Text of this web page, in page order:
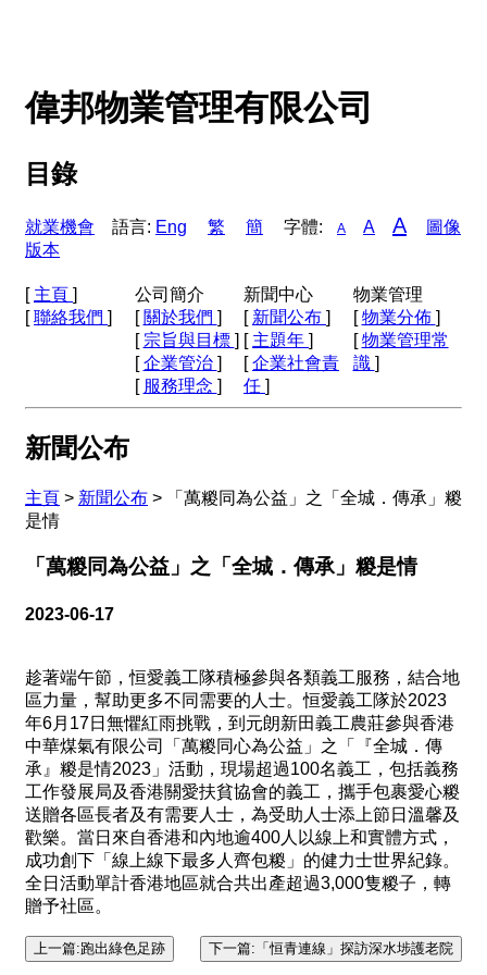
偉邦物業管理有限公司
目錄
就業機會 語言: Eng 繁 簡 字體: A A A
圖像
版本
[ 主頁 ]
[聯絡我們 ]
公司簡介
[ 關於我們 ]
[ 宗旨與目標 ]
[企業管治 ]
[ 服務理念 ]
新聞中心
[ 新聞公布 ]
[ 主題年 ]
[企業社會責
任 ]
物業管理
[物業分佈 ]
[物業管理常
識 ]
新聞公布
主頁 > 新聞公布 > 「萬糉同為公益」之「全城．傳承」糉
是情
「萬糉同為公益」之「全城．傳承」糉是情
2023-06-17
趁著端午節，恒愛義工隊積極參與各類義工服務，結合地
區力量，幫助更多不同需要的人士。恒愛義工隊於2023
年6月17日無懼紅雨挑戰，到元朗新田義工農莊參與香港
中華煤氣有限公司「萬糉同心為公益」之「『全城．傳
承』糉是情2023」活動，現場超過100名義工，包括義務
工作發展局及香港關愛扶貧協會的義工，攜手包裹愛心糉
送贈各區長者及有需要人士，為受助人士添上節日溫馨及
歡樂。當日來自香港和內地逾400人以線上和實體方式，
成功創下「線上線下最多人齊包糉」的健力士世界紀錄。
全日活動單計香港地區就合共出產超過3,000隻糉子，轉
贈予社區。
上一篇:跑出綠色足跡 下一篇:「恒青連線」探訪深水埗護老院